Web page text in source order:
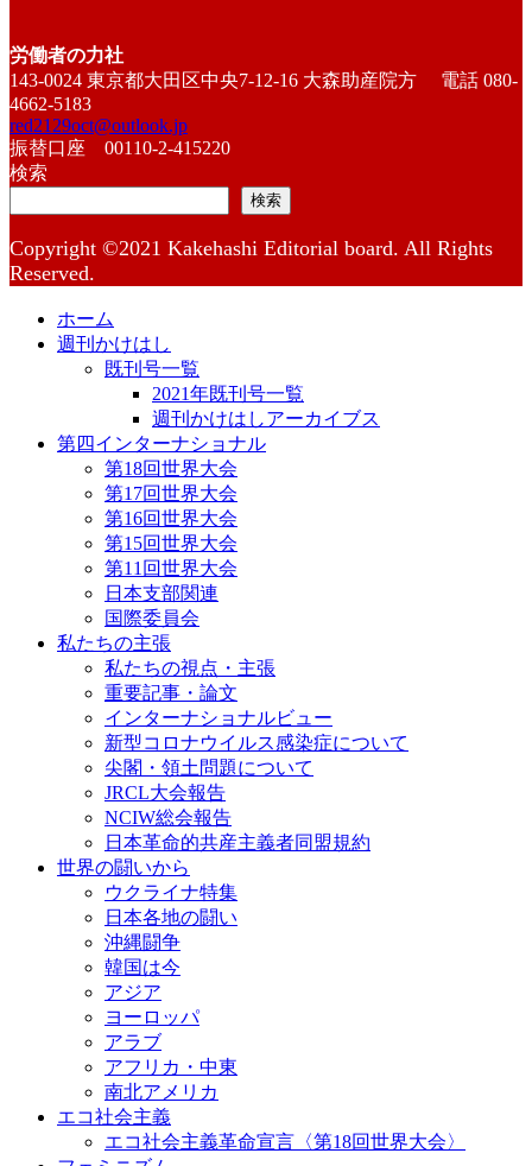
労働者の力社
143-0024 東京都大田区中央7-12-16 大森助産院方 電話 080-
4662-5183
red2129oct@outlook.jp
振替口座 00110-2-415220
検索
検索
Copyright ©2021 Kakehashi Editorial board. All Rights
Reserved.
ホーム
週刊かけはし
既刊号一覧
2021年既刊号一覧
週刊かけはしアーカイブス
第四インターナショナル
第18回世界大会
第17回世界大会
第16回世界大会
第15回世界大会
第11回世界大会
日本支部関連
国際委員会
私たちの主張
私たちの視点・主張
重要記事・論文
インターナショナルビュー
新型コロナウイルス感染症について
尖閣・領土問題について
JRCL大会報告
NCIW総会報告
日本革命的共産主義者同盟規約
世界の闘いから
ウクライナ特集
日本各地の闘い
沖縄闘争
韓国は今
アジア
ヨーロッパ
アラブ
アフリカ・中東
南北アメリカ
エコ社会主義
エコ社会主義革命宣言〈第18回世界大会〉